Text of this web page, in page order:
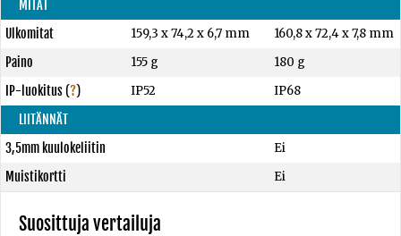
MITAT
Ulkomitat
159,3 x 74,2 x 6,7 mm
160,8 x 72,4 x 7,8 mm
Paino
155 g
180 g
IP-luokitus(?) IP52
IP68
LIITÄNNÄT
3,5mm kuulokeliitin
Ei
Muistikortti
Ei
Suosittuja vertailuja